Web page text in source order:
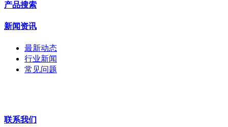
配件
拼接屏
安检门
工程宝
海康机器人
产品搜索
新闻资讯
最新动态
行业新闻
常见问题
联系我们